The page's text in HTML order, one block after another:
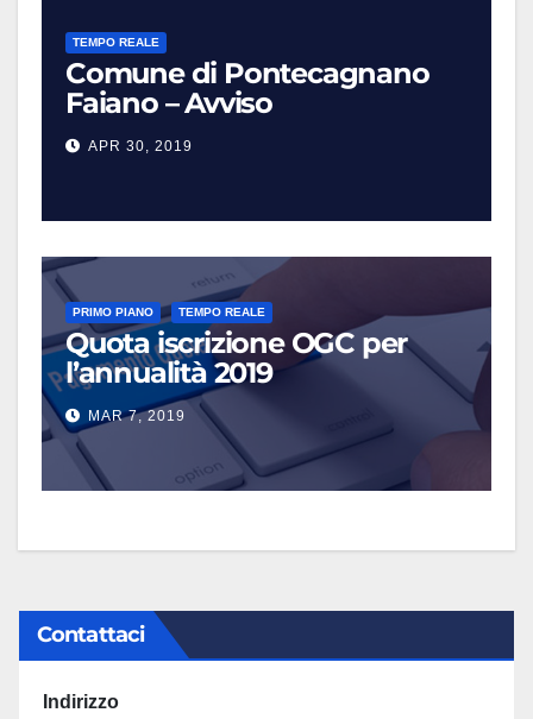
TEMPO REALE
Comune di Pontecagnano
Faiano – Avviso
APR 30, 2019
PRIMO PIANO TEMPO REALE
Quota iscrizione OGC per
l’annualità 2019
MAR 7, 2019
Contattaci
Indirizzo